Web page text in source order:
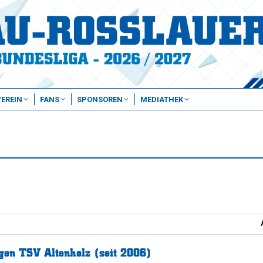
FANS SPONSOREN MEDIATHEK
TSV Altenholz (seit 2006)